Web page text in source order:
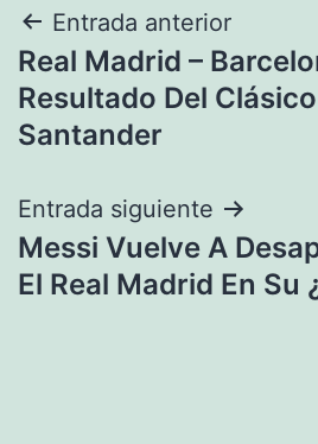
Navegación
de
entradas
Entrada anterior
Real Madrid –
Resultado Del
Santander
Entrada siguiente
Messi Vuelve A
El Real Madrid En Su